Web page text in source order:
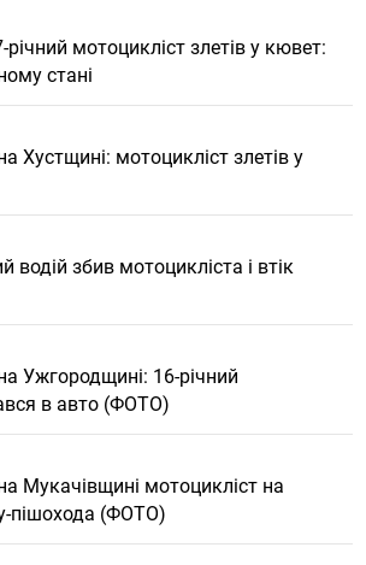
річний мотоцикліст злетів у кювет:
стані
Хустщині: мотоцикліст злетів у
водій збив мотоцикліста і втік
Ужгородщині: 16-річний
в авто (ФОТО)
Мукачівщині мотоцикліст на
пішохода (ФОТО)